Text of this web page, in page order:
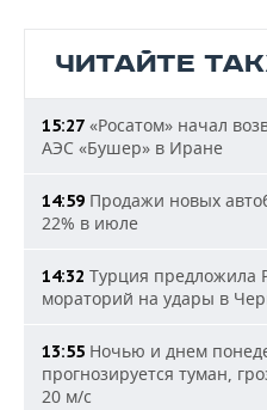
ЧИТАЙТЕ
15:27 «Росатом» начал
АЭС «Бушер» в Иране
14:59 Продажи новых
22% в июле
14:32 Турция предложила
мораторий на удары в
13:55 Ночью и днем
прогнозируется туман,
20 м/с